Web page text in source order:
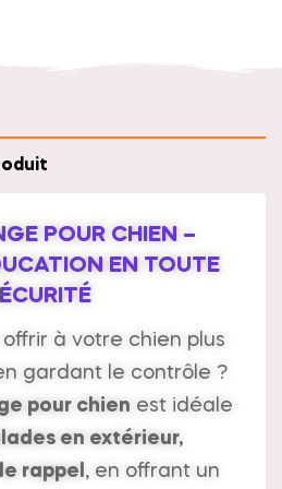
POUR CHIEN –
EN TOUTE
à votre chien plus
gardant le contrôle ?
pour chien est idéale
en extérieur,
rappel, en offrant un